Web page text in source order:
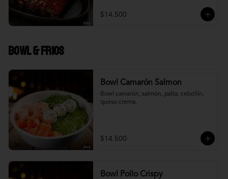
$14.500
Bowl & frios
Bowl Camarón Salmon
Bowl camarón, salmón, palta, cebollín,
queso crema.
$14.500
Bowl Pollo Crispy